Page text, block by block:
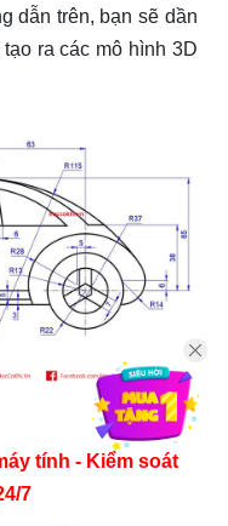
dẫn trên, bạn sẽ dần
ra các mô hình 3D
tính - Kiểm soát
7